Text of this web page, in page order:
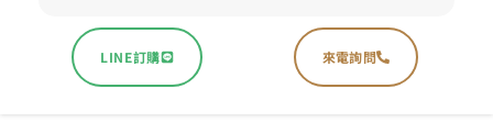
LINE訂購 來電詢問